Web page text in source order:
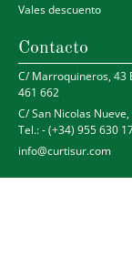
Vales descuento
Contacto
C/ Marroquineros, 43
461 662
C/ San Nicolas
Tel.: - (+34) 955 630
info@curtisur.com